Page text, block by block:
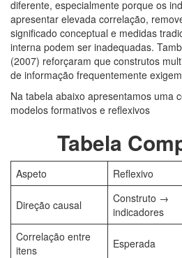
diferente, especialmente porque os
apresentar elevada correlação,
significado conceptual e medidas
interna podem ser inadequadas.
(2007) reforçaram que construtos
de informação frequentemente
Na tabela abaixo apresentamos uma
modelos formativos e reflexivos
Tabela
Aspeto Reflexivo
Direção causal
Construto →
indicadores
Correlação entre
itens
Esperada